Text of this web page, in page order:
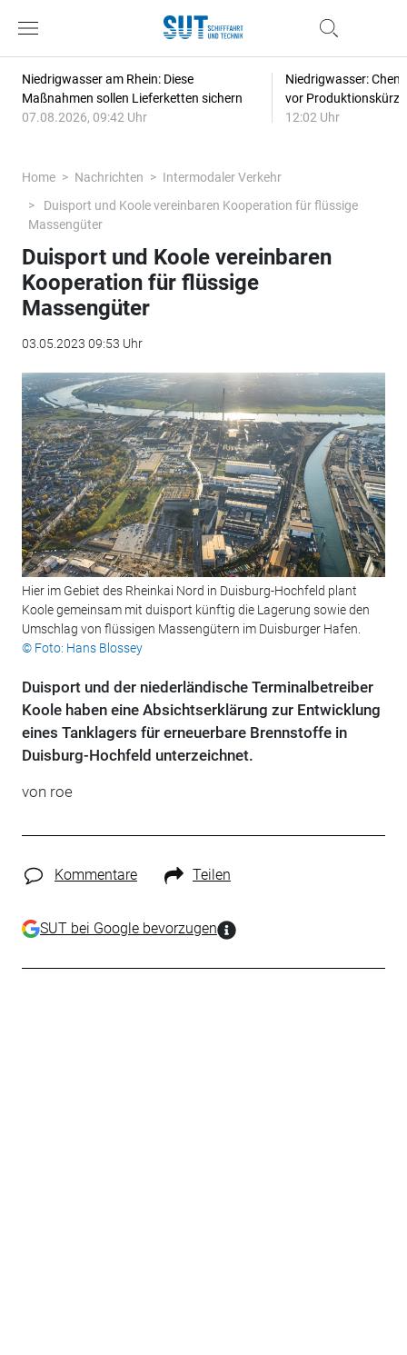
Niedrigwasser am Rhein: Diese
Maßnahmen sollen Lieferketten sichern
07.08.2026, 09:42 Uhr
Niedrigwasser:
vor
12:02 Uhr
Home Nachrichten
Intermodaler Verkehr
Duisport und Koole vereinbaren Kooperation für flüssige
Massengüter
Duisport und Koole vereinbaren
Kooperation für flüssige
Massengüter
03.05.2023 09:53 Uhr
Hier im Gebiet des Rheinkai Nord in Duisburg-Hochfeld plant
Koole gemeinsam mit duisport künftig die Lagerung sowie den
Umschlag von flüssigen Massengütern im Duisburger Hafen.
© Foto: Hans Blossey
Duisport und der niederländische Terminalbetreiber
Koole haben eine Absichtserklärung zur Entwicklung
eines Tanklagers für erneuerbare Brennstoffe in
Duisburg-Hochfeld unterzeichnet.
von roe
Kommentare Teilen
SUT bei Google bevorzugen